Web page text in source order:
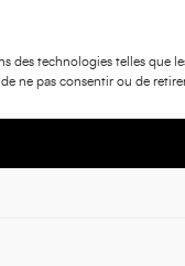
des technologies telles
ne pas consentir ou de